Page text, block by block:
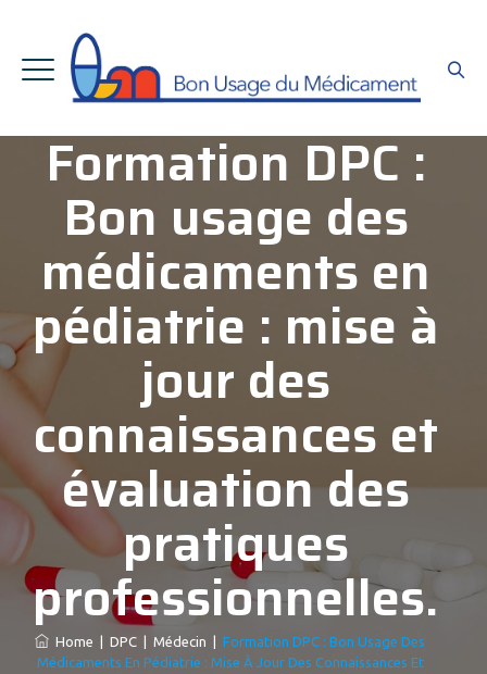
Formation DPC :
Bon usage des
médicaments en
pédiatrie : mise à
jour des
connaissances et
évaluation des
pratiques
professionnelles.
Home DPC Médecin
Formation DPC : Bon Usage Des
Médicaments En Pédiatrie : Mise À Jour Des Connaissances Et